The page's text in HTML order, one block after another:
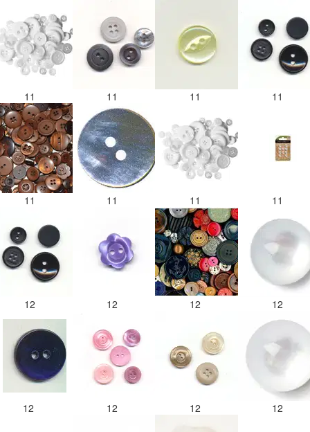
11 11 11 11
11 11 11 11
12 12 12 12
12 12 12 12